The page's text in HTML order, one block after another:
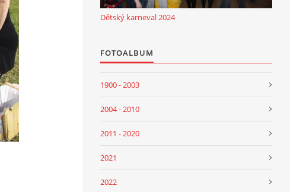
Dětský karneval 2024
FOTOALBUM
1900 - 2003
2004 - 2010
2011 - 2020
2021
2022